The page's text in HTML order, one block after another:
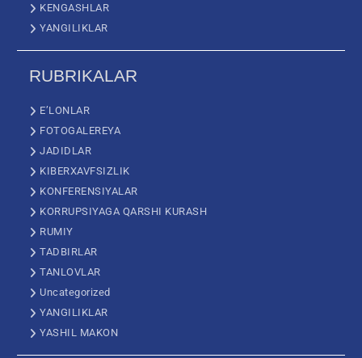
KENGASHLAR
YANGILIKLAR
RUBRIKALAR
E’LONLAR
FOTOGALEREYA
JADIDLAR
KIBERXAVFSIZLIK
KONFERENSIYALAR
KORRUPSIYAGA QARSHI KURASH
RUMIY
TADBIRLAR
TANLOVLAR
Uncategorized
YANGILIKLAR
YASHIL MAKON